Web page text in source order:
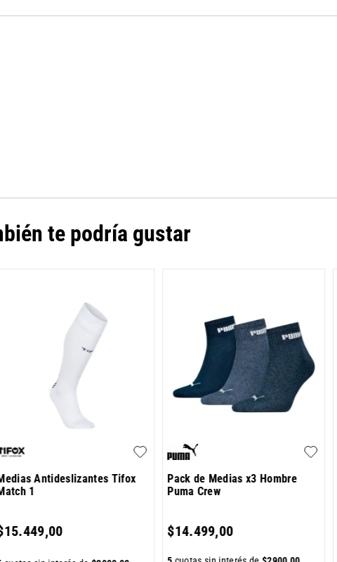
te podría gustar
Antideslizantes Tifox
1
15.449,00
Pack de Medias x3 Hombre
Puma Crew
$14.499,00